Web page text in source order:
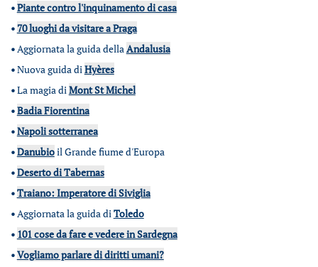
•Piante contro l'inquinamento di casa
• 70 luoghi da visitare a Praga
•Aggiornata la guida dellaAndalusia
•Nuova guida diHyères
•La magia diMont St Michel
•Badia Fiorentina
•Napoli sotterranea
•Danubioil Grande fiume d'Europa
•Deserto di Tabernas
•Traiano: Imperatore di Siviglia
•Aggiornata la guida diToledo
• 101 cose da fare e vedere in Sardegna
•Vogliamo parlare di diritti umani?